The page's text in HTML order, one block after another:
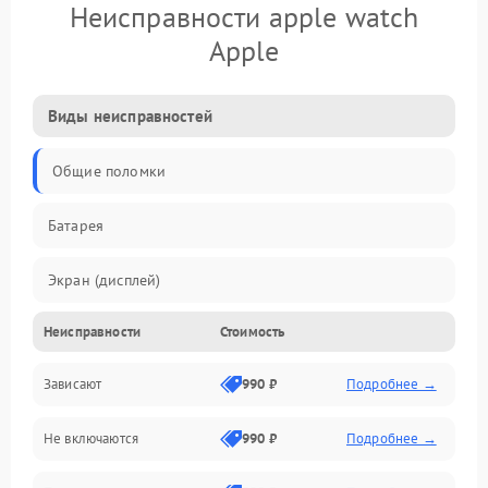
Неисправности apple watch
Apple
Виды неисправностей
Общие поломки
Батарея
Экран (дисплей)
Электропитание
Датчики
Связь
Неисправности Стоимость
Зависают 990 ₽ Подробнее →
Не включаются 990 ₽ Подробнее →